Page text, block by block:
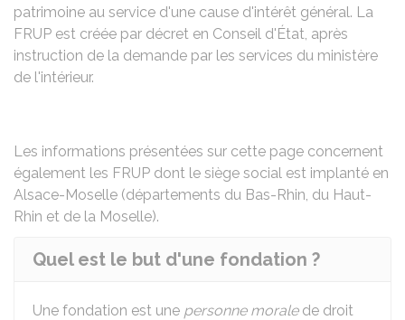
patrimoine au service d'une cause d'intérêt général. La
FRUP est créée par décret en Conseil d'État, après
instruction de la demande par les services du ministère
de l'intérieur.
Les informations présentées sur cette page concernent
également les FRUP dont le siège social est implanté en
Alsace-Moselle (départements du Bas-Rhin, du Haut-
Rhin et de la Moselle).
Quel est le but d'une fondation ?
Une fondation est une personne moralede droit